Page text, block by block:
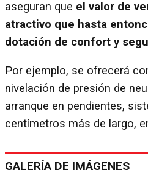
aseguran que el valor de
atractivo que hasta
dotación de confort y
Por ejemplo, se ofrecerá
nivelación de presión de
arranque en pendientes,
centímetros más de largo,
GALERÍA DE IMÁGENES